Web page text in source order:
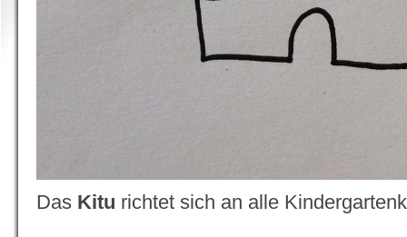
Das Kitu richtet sich an alle